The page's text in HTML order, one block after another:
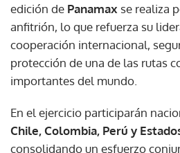
edición de Panamax se realiza
anfitrión, lo que refuerza su
cooperación internacional,
protección de una de las rutas
importantes del mundo.
En el ejercicio participarán
Chile, Colombia, Perú y
consolidando un esfuerzo